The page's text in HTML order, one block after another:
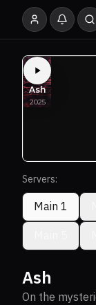
Servers:
Main 1
Ash
On the